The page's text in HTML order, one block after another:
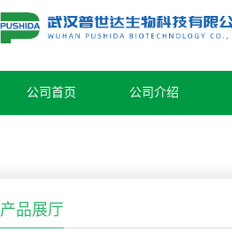
公司首页 公司介绍
产品展厅